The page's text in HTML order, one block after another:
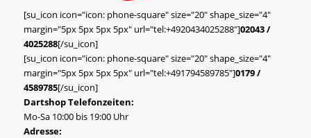
[su_icon icon="icon: phone-square" size="20" shape_size="4"
margin="5px 5px 5px 5px" url="tel:+4920434025288"]02043 /
4025288[/su_icon]
[su_icon icon="icon: phone-square" size="20" shape_size="4"
margin="5px 5px 5px 5px" url="tel:+491794589785"]0179 /
4589785[/su_icon]
Dartshop Telefonzeiten:
Mo-Sa 10:00 bis 19:00 Uhr
Adresse: